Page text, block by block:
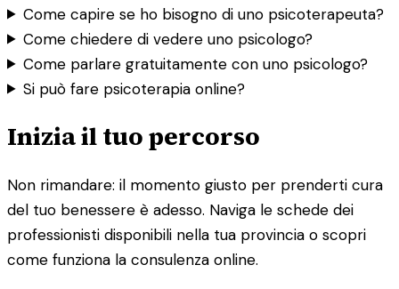
Come capire se ho bisogno di uno psicoterapeuta?
Come chiedere di vedere uno psicologo?
Come parlare gratuitamente con uno psicologo?
Si può fare psicoterapia online?
Inizia il tuo percorso
Non rimandare: il momento giusto per prenderti cura
del tuo benessere è adesso. Naviga le schede dei
professionisti disponibili nella tua provincia o scopri
come funziona la consulenza online.